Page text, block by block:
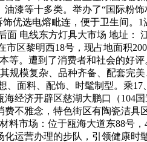
漆等十多类。举办了“国际粉
优选电熔毗连，便于卫生间
面 电线东方灯具大市场 地址
区黎明西18号，现占地面积
等。遭到了消费者和社会的好
规模复杂、品种齐备、配套完
面料、配饰、时髦制型。乘
经济开辟区慈湖大鹏口（
不雅念，特色街区有陶瓷洁
料市场：位于瓯海大道东88号
运营办理的步队，引领健康